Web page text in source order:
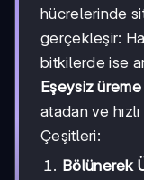
hücrelerinde
gerçekleşir:
bitkilerde ise
Eşeysiz üreme
atadan ve
Çeşitleri:
Bölünerek